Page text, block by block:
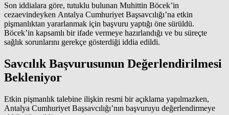
Son iddialara göre, tutuklu bulunan Muhittin Böcek’in
cezaevindeyken Antalya Cumhuriyet Başsavcılığı’na etkin
pişmanlıktan yararlanmak için başvuru yaptığı öne sürüldü.
Böcek’in kapsamlı bir ifade vermeye hazırlandığı ve bu süreçte
sağlık sorunlarını gerekçe gösterdiği iddia edildi.
Savcılık Başvurusunun Değerlendirilmesi
Bekleniyor
Etkin pişmanlık talebine ilişkin resmi bir açıklama yapılmazken,
Antalya Cumhuriyet Başsavcılığı’nın başvuruyu değerlendirmeye